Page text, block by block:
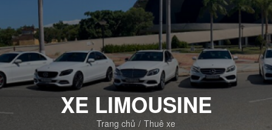
Nam
|
Trường
Sa
Tourist
DMC
XE LIMOUSINE
Trang chủ Thuê xe